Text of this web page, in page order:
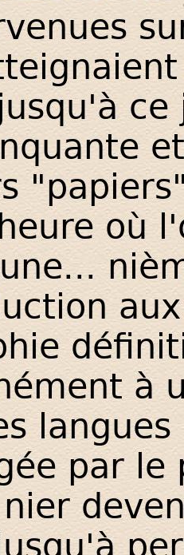
ce
où
à
par le